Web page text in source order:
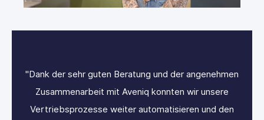
"Dank der sehr guten Beratung und der angenehmen
Zusammenarbeit mit Aveniq konnten wir unsere
Vertriebsprozesse weiter automatisieren und den